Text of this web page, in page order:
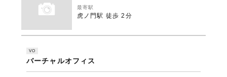
最寄駅
虎ノ門駅 徒歩 2分
VO
バーチャルオフィス